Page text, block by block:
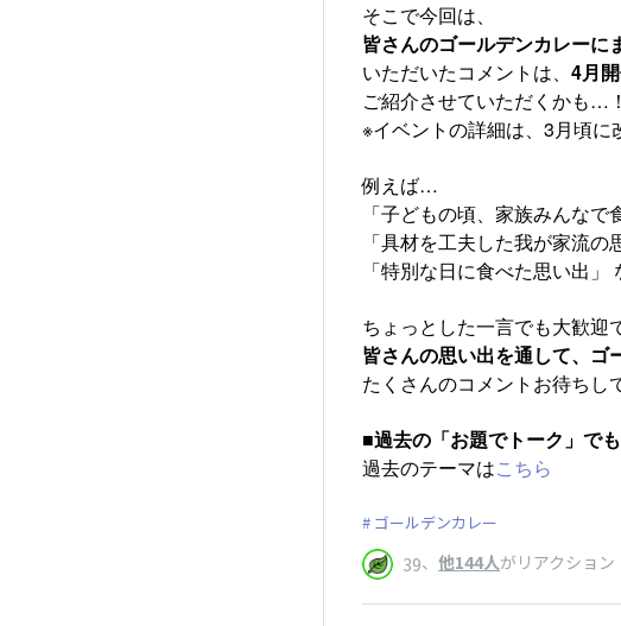
そこで今回は、
皆さんのゴールデンカレーに
いただいたコメントは、 4月
ご紹介させていただくかも…
※イベントの詳細は、3月頃に
例えば…
「子どもの頃、家族みんなで
「具材を工夫した我が家流の
「特別な日に食べた思い出」
ちょっとした一言でも大歓迎
皆さんの思い出を通して、ゴ
たくさんのコメントお待ちし
■過去の「お題でトーク」で
過去のテーマはこちら
ゴールデンカレー
39、 他144人がリアクション